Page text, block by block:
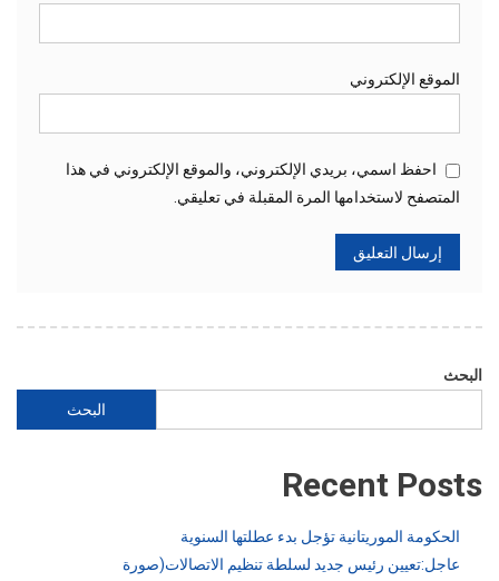
الموقع الإلكتروني
احفظ اسمي، بريدي الإلكتروني، والموقع الإلكتروني في هذا
المتصفح لاستخدامها المرة المقبلة في تعليقي.
البحث
البحث
Recent Posts
الحكومة الموريتانية تؤجل بدء عطلتها السنوية
عاجل:تعيين رئيس جديد لسلطة تنظيم الاتصالات(صورة